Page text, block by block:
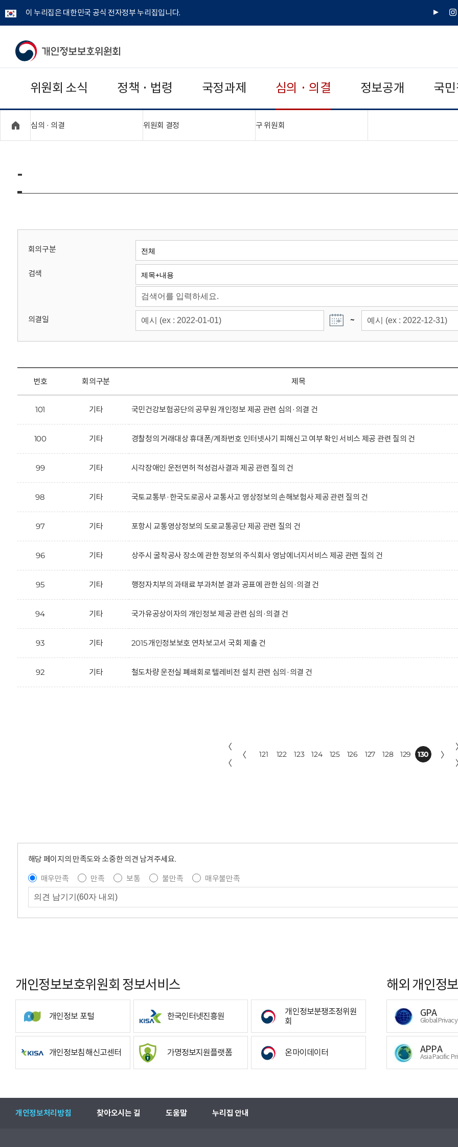
이 누리집은 대한민국 공식 전자정부 누리집입니다.
유
인
개
보
보
위
회
위원회 소식 정책 · 법령 국정과제 심의 · 의결 정보공개 국
심의 · 의결 위원회 결정 구 위원회
-
회의구분
검색
의결일 ~
번호 회의구분 제목
101 기타 국민건강보험공단의 공무원 개인정보 제공 관련 심의·의결 건
100 기타 경찰청의 거래대상 휴대폰/계좌번호 인터넷사기 피해신고 여부 확인 서비스 제공 관련 질의 건
99 기타 시각장애인 운전면허 적성검사결과 제공 관련 질의 건
98 기타 국토교통부·한국도로공사 교통사고 영상정보의 손해보험사 제공 관련 질의 건
97 기타 포항시 교통영상정보의 도로교통공단 제공 관련 질의 건
96 기타 상주시 굴착공사 장소에 관한 정보의 주식회사 영남에너지서비스 제공 관련 질의 건
95 기타 행정자치부의 과태료 부과처분 결과 공표에 관한 심의·의결 건
94 기타 국가유공상이자의 개인정보 제공 관련 심의·의결 건
93 기타 2015 개인정보보호 연차보고서 국회 제출 건
92 기타 철도차량 운전실 폐쇄회로 텔레비전 설치 관련 심의·의결 건
〈
〈
〈 121 122 123 124 125 126 127 128 129 130 〉
해당 페이지의 만족도와 소중한 의견 남겨주세요.
매우만족
만족 보통 불만족
매우불만족
개인정보보호위원회 정보서비스
개인정보 포털 한국인터넷진흥원
개인정보분쟁조정위원
회
개인정보침해신고센터 가명정보지원플랫폼 온마이데이터
해외 개인정
GPA
Global
APPA
Asia Pacific
개인정보처리방침 찾아오시는 길 도움말 누리집 안내